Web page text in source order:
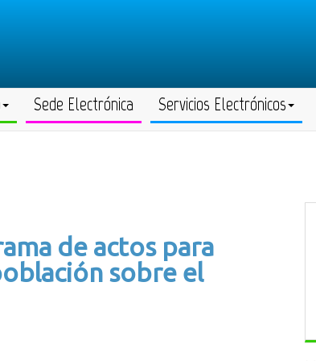
Sede Electrónica Servicios Electrónicos
de actos para
sobre el